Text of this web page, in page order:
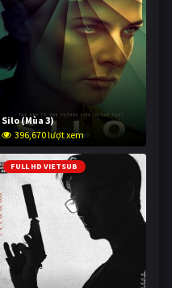
Silo (Mùa 3)
396,670 lượt xem
FULL HD VIETSUB